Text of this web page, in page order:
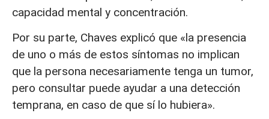
capacidad mental y concentración.
Por su parte, Chaves explicó que «la presencia
de uno o más de estos síntomas no implican
que la persona necesariamente tenga un tumor,
pero consultar puede ayudar a una detección
temprana, en caso de que sí lo hubiera».